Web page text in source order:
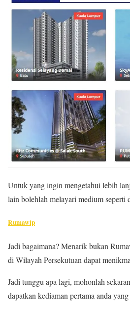
Untuk yang ingin mengetahui lebih
lain bolehlah melayari medium seperti
Rumawip
Jadi bagaimana? Menarik bukan
di Wilayah Persekutuan dapat
Jadi tunggu apa lagi, mohonlah
dapatkan kediaman pertama anda